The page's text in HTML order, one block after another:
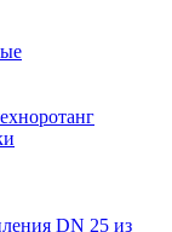
DN 25 из